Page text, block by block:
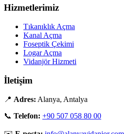
Hizmetlerimiz
Tıkanıklık Açma
Kanal Açma
Foseptik Çekimi
Logar Açma
Vidanjör Hizmeti
İletişim
📍 Adres: Alanya, Antalya
📞 Telefon: +90 507 058 80 00